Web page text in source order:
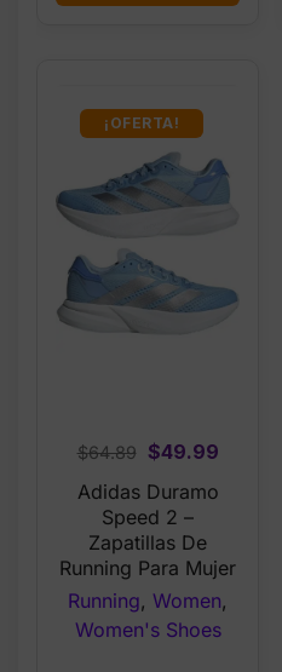
¡OFERTA!
$64.89
Original
price
was:
$64.89.
$49.99Current
Adidas Duramo
Speed 2 –
Zapatillas De
Running Para Mujer
Running, Women,
Women's Shoes